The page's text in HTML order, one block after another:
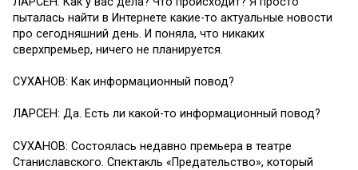
пыталась найти в Интернете какие-то актуальные новости
про сегодняшний день. И поняла, что никаких
сверхпремьер, ничего не планируется.
СУХАНОВ: Как информационный повод?
ЛАРСЕН: Да. Есть ли какой-то информационный повод?
СУХАНОВ: Состоялась недавно премьера в театре
Станиславского. Спектакль «Предательство», который